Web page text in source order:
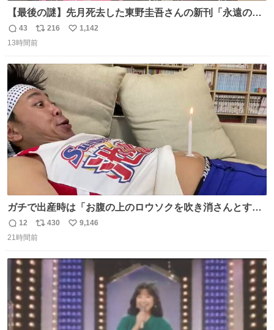
【最後の謎】先月死去した東野圭吾さんの新刊「永遠の記
憶」発売 代表作「ガリレオ」シリーズ最新作
news.livedoor.com/article/detail… 68歳で亡くなった作家
かりの新刊も加わり、多くのファンが足を運んでいた。
返
信
43
リ
ポ
ト
数
216
い
数
1,142
13時間前
ガチで出産時は「お腹の上のロウソクを吹き消さんとする
サンシャイン池崎」だったし、お産後の股裂け状態でのト
イレは「とにかく明るい安村の体勢」が1番楽
返
信
12
リ
ポ
ト
数
430
い
数
9,146
21時間前